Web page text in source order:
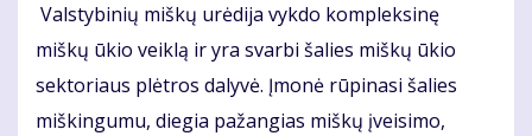
Valstybinių miškų urėdija vykdo kompleksinę
miškų ūkio veiklą ir yra svarbi šalies miškų ūkio
sektoriaus plėtros dalyvė. Įmonė rūpinasi šalies
miškingumu, diegia pažangias miškų įveisimo,